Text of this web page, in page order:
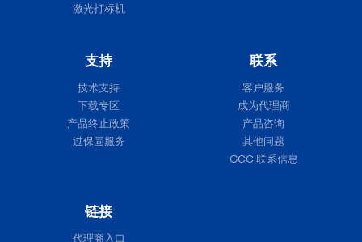
激光打标机
支持
技术支持
下载专区
产品终止政策
过保固服务
联系
客户服务
成为代理商
产品咨询
其他问题
GCC 联系信息
链接
代理商入口